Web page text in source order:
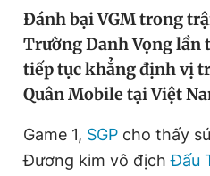
Tin thị trường
Video
Sản phẩm khác
Đăng xuất
Đánh bại VGM trong
Trường Danh Vọng lần
tiếp tục khẳng định vị
Quân Mobile tại Việt
Game 1, SGP cho thấy
Đương kim vô địchĐấu